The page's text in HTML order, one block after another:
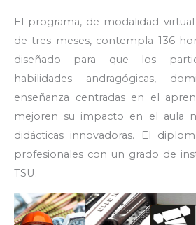
El programa, de modalidad
de tres meses, contempla 136
diseñado para que los
habilidades andragógicas,
enseñanza centradas en el
mejoren su impacto en el aula
didácticas innovadoras. El
profesionales con un grado de
TSU.